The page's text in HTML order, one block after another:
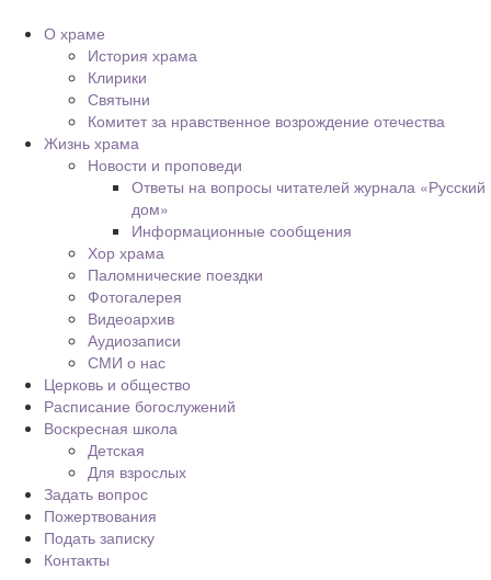
О храме
История храма
Клирики
Святыни
Комитет за нравственное возрождение отечества
Жизнь храма
Новости и проповеди
Ответы на вопросы читателей журнала «Русский
дом»
Информационные сообщения
Хор храма
Паломнические поездки
Фотогалерея
Видеоархив
Аудиозаписи
СМИ о нас
Церковь и общество
Расписание богослужений
Воскресная школа
Детская
Для взрослых
Задать вопрос
Пожертвования
Подать записку
Контакты